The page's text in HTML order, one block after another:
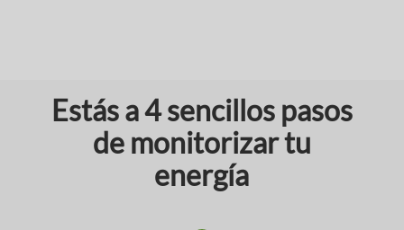
Estás a 4 sencillos pasos
de monitorizar tu
energía